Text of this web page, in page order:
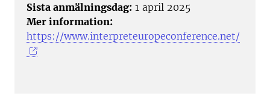
Sista anmälningsdag: 1 april 2025
Mer information:
https://www.interpreteuropeconference.net/